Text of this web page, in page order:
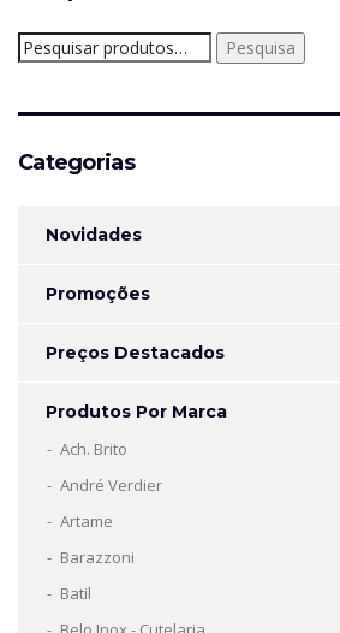
Pesquisar
por:
Pesquisa
Categorias
Novidades
Promoções
Preços Destacados
Produtos Por Marca
Ach. Brito
André Verdier
Artame
Barazzoni
Batil